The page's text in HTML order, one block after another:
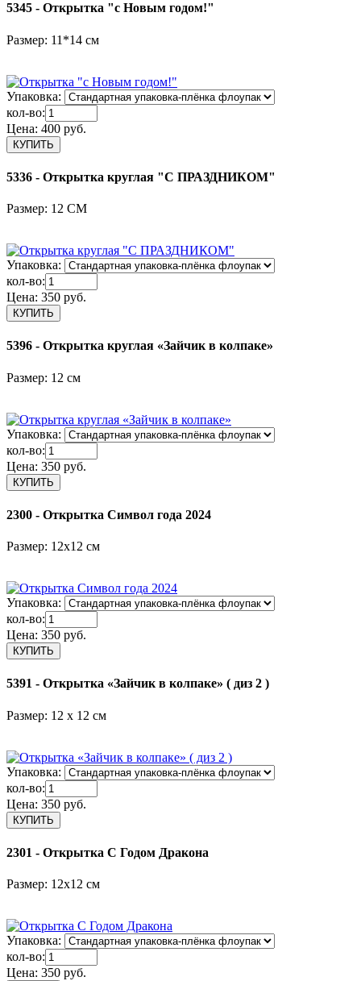
5345 - Открытка "с Новым годом!"
Размер: 11*14 см
Упаковка:
кол-во:
Цена: 400 руб.
5336 - Открытка круглая "С ПРАЗДНИКОМ"
Размер: 12 СМ
Упаковка:
кол-во:
Цена: 350 руб.
5396 - Открытка круглая «Зайчик в колпаке»
Размер: 12 см
Упаковка:
кол-во:
Цена: 350 руб.
2300 - Открытка Символ года 2024
Размер: 12х12 см
Упаковка:
кол-во:
Цена: 350 руб.
5391 - Открытка «Зайчик в колпаке» ( диз 2 )
Размер: 12 x 12 см
Упаковка:
кол-во:
Цена: 350 руб.
2301 - Открытка С Годом Дракона
Размер: 12х12 см
Упаковка:
кол-во:
Цена: 350 руб.